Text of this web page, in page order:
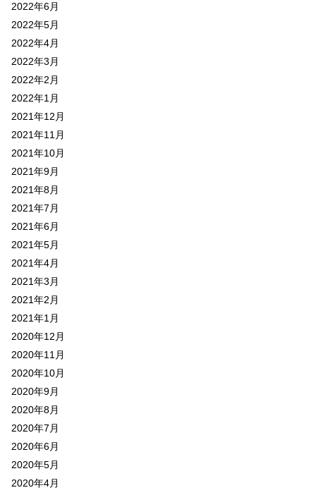
2022年6月
2022年5月
2022年4月
2022年3月
2022年2月
2022年1月
2021年12月
2021年11月
2021年10月
2021年9月
2021年8月
2021年7月
2021年6月
2021年5月
2021年4月
2021年3月
2021年2月
2021年1月
2020年12月
2020年11月
2020年10月
2020年9月
2020年8月
2020年7月
2020年6月
2020年5月
2020年4月